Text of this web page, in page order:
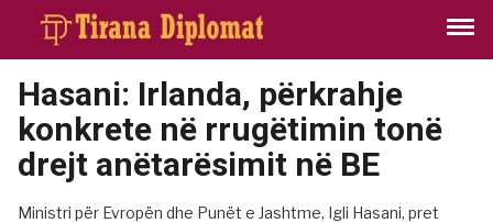
Hasani: Irlanda, përkrahje
konkrete në rrugëtimin tonë
drejt anëtarësimit në BE
Ministri për Evropën dhe Punët e Jashtme, Igli Hasani, pret